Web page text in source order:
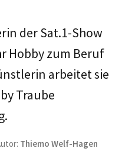
der Sat.1-Show
Hobby zum Beruf
arbeitet sie
Traube
Thiemo Welf-Hagen